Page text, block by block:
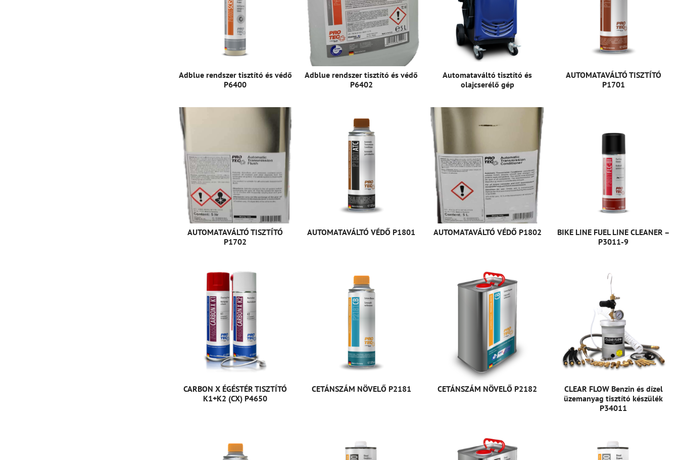
Adblue rendszer tisztító és védő
P6400
Adblue rendszer tisztító és védő
P6402
Automataváltó tisztító és
olajcserélő gép
AUTOMATAVÁLTÓ TISZTÍTÓ
P1701
AUTOMATAVÁLTÓ TISZTÍTÓ
P1702
AUTOMATAVÁLTÓ VÉDŐ P1801 AUTOMATAVÁLTÓ VÉDŐ P1802
BIKE LINE FUEL LINE CLEANER –
P3011-9
CARBON X ÉGÉSTÉR TISZTÍTÓ
K1+K2 (CX) P4650
CETÁNSZÁM NÖVELŐ P2181 CETÁNSZÁM NÖVELŐ P2182
CLEAR FLOW Benzin és dízel
üzemanyag tisztító készülék
P34011